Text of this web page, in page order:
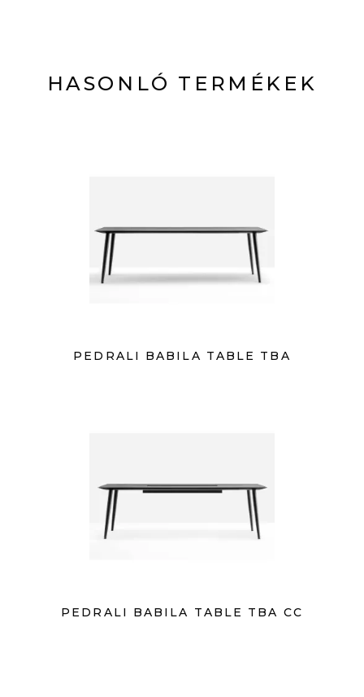
HASONLÓ TERMÉKEK
PEDRALI BABILA TABLE TBA
PEDRALI BABILA TABLE TBA CC